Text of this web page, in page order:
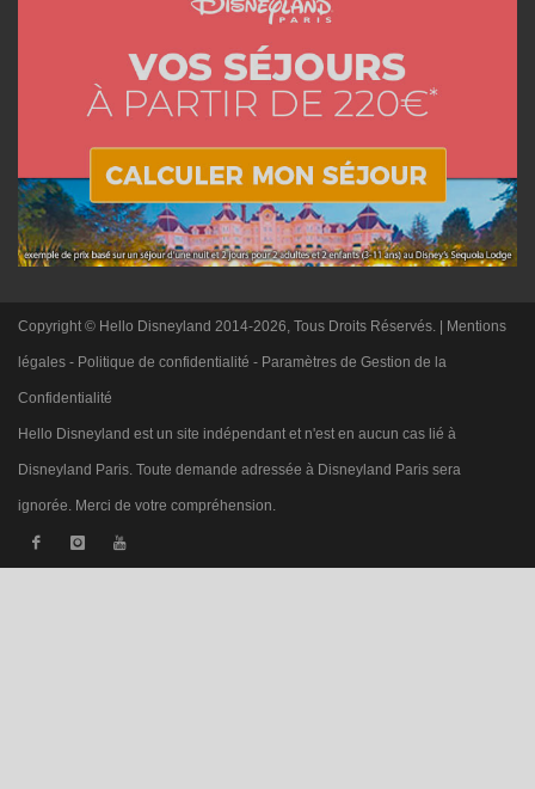
Copyright © Hello Disneyland 2014-2026, Tous Droits Réservés. | Mentions
légales - Politique de confidentialité - Paramètres de Gestion de la
Confidentialité
Hello Disneyland est un site indépendant et n'est en aucun cas lié à
Disneyland Paris. Toute demande adressée à Disneyland Paris sera
ignorée. Merci de votre compréhension.